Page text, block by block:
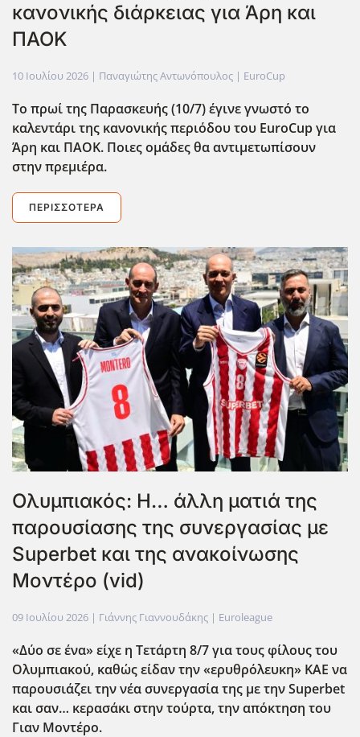
κανονικής διάρκειας για Άρη και
ΠΑΟΚ
10 Ιουλίου 2026 | Παναγιώτης Αντωνόπουλος | EuroCup
Το πρωί της Παρασκευής (10/7) έγινε γνωστό το
καλεντάρι της κανονικής περιόδου του EuroCup για
Άρη και ΠΑΟΚ. Ποιες ομάδες θα αντιμετωπίσουν
στην πρεμιέρα.
ΠΕΡΙΣΣΌΤΕΡΑ
Ολυμπιακός: Η… άλλη ματιά της
παρουσίασης της συνεργασίας με
Superbet και της ανακοίνωσης
Μοντέρο (vid)
09 Ιουλίου 2026 | Γιάννης Γιαννουδάκης | Euroleague
«Δύο σε ένα» είχε η Τετάρτη 8/7 για τους φίλους του
Ολυμπιακού, καθώς είδαν την «ερυθρόλευκη» ΚΑΕ να
παρουσιάζει την νέα συνεργασία της με την Superbet
και σαν… κερασάκι στην τούρτα, την απόκτηση του
Γιαν Μοντέρο.